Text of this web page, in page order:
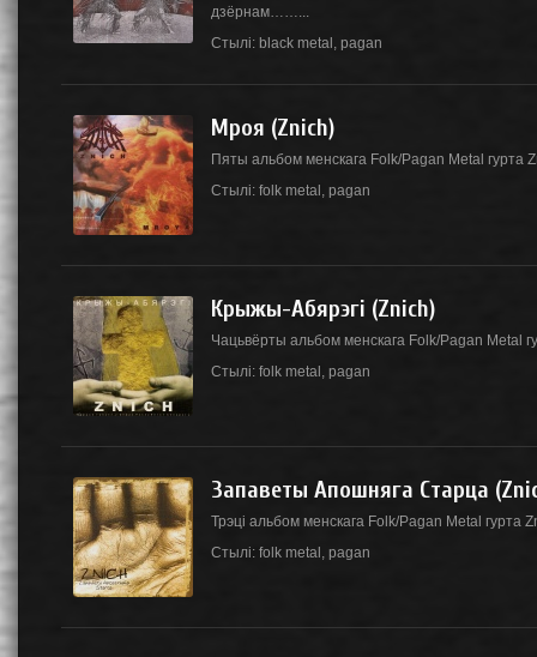
дзёрнам……...
Стылі: black metal , pagan
Мроя (Znich)
Пяты альбом менскага Folk/Pagan Metal гурта
Стылі: folk metal , pagan
Крыжы-Абярэгі (Znich)
Чацьвёрты альбом менскага Folk/Pagan Metal
Стылі: folk metal , pagan
Запаветы Апошняга Старца
Трэцi альбом менскага Folk/Pagan Metal гурта
Стылі: folk metal , pagan